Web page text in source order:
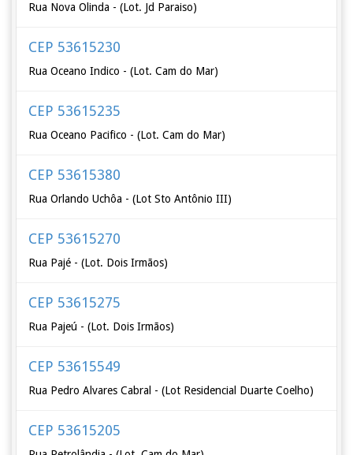
Rua Nova Olinda - (Lot. Jd Paraiso)
CEP 53615230
Rua Oceano Indico - (Lot. Cam do Mar)
CEP 53615235
Rua Oceano Pacifico - (Lot. Cam do Mar)
CEP 53615380
Rua Orlando Uchôa - (Lot Sto Antônio III)
CEP 53615270
Rua Pajé - (Lot. Dois Irmãos)
CEP 53615275
Rua Pajeú - (Lot. Dois Irmãos)
CEP 53615549
Rua Pedro Alvares Cabral - (Lot Residencial Duarte Coelho)
CEP 53615205